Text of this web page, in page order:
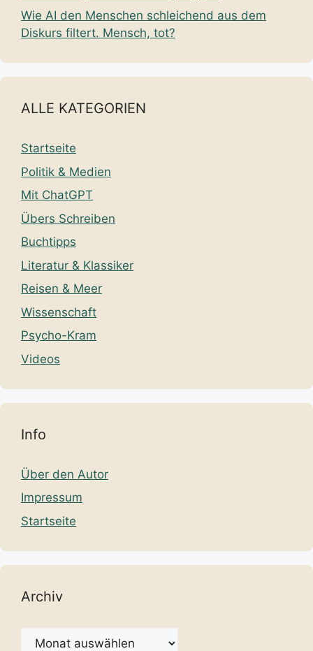
Wie AI den Menschen schleichend aus dem
Diskurs filtert. Mensch, tot?
ALLE KATEGORIEN
Startseite
Politik & Medien
Mit ChatGPT
Übers Schreiben
Buchtipps
Literatur & Klassiker
Reisen & Meer
Wissenschaft
Psycho-Kram
Videos
Info
Über den Autor
Impressum
Startseite
Archiv
Archiv